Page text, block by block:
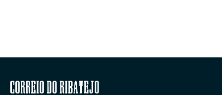
Correio do Ribatejo